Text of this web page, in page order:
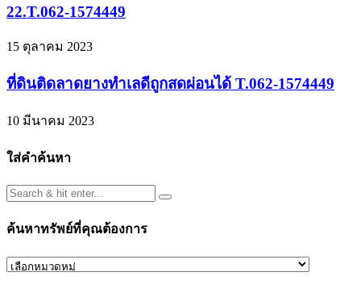
22.T.062-1574449
15 ตุลาคม 2023
ที่ดินติดลาดยางทำเลดีถูกสดผ่อนได้ T.062-1574449
10 มีนาคม 2023
ใส่คำค้นหา
ค้นหาทรัพย์ที่คุณต้องการ
ค้นหา